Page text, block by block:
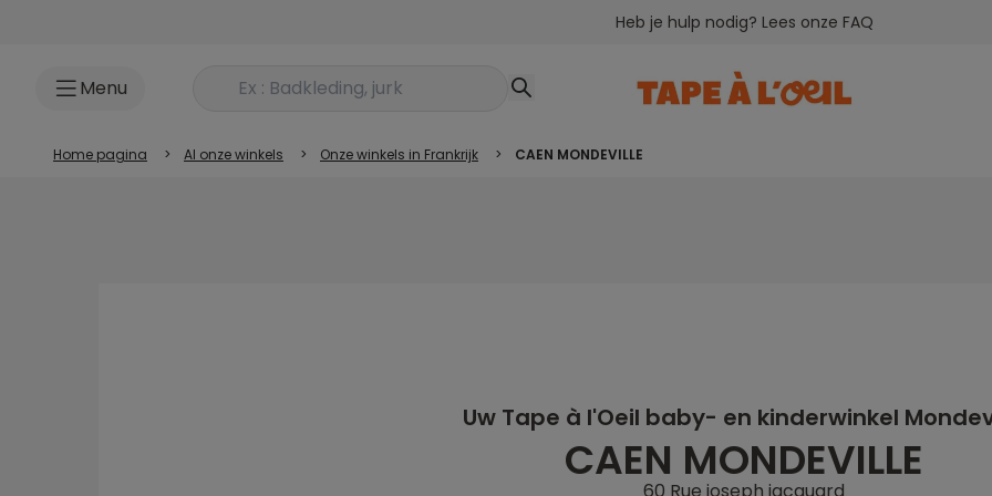
Heb je hulp nodig? Lees onze FAQ
Menu Rechercher un produit
Home pagina > Al onze winkels > Onze winkels in Frankrijk > CAEN MONDEVILLE
Uw Tape à l'Oeil baby- en kinderwinkel
CAEN MONDEVILLE